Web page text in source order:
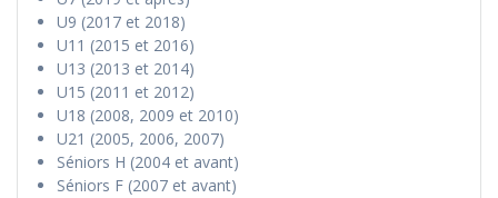
U9 (2017 et 2018)
U11 (2015 et 2016)
U13 (2013 et 2014)
U15 (2011 et 2012)
U18 (2008, 2009 et 2010)
U21 (2005, 2006, 2007)
Séniors H (2004 et avant)
Séniors F (2007 et avant)